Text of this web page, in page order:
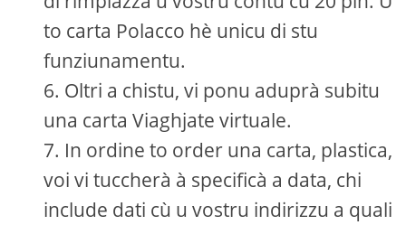
to carta Polacco hè unicu di stu
funziunamentu.
Oltri a chistu, vi ponu aduprà subitu
una carta Viaghjate virtuale.
In ordine to order una carta, plastica,
voi vi tuccherà à specificà a data, chi
include dati cù u vostru indirizzu a quali